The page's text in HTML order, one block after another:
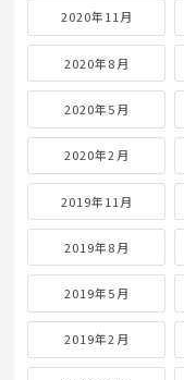
2020年11月
2020年8月
2020年5月
2020年2月
2019年11月
2019年8月
2019年5月
2019年2月